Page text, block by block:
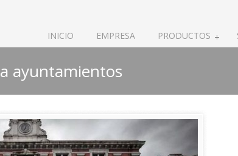
INICIO EMPRESA PRODUCTOS
ayuntamientos